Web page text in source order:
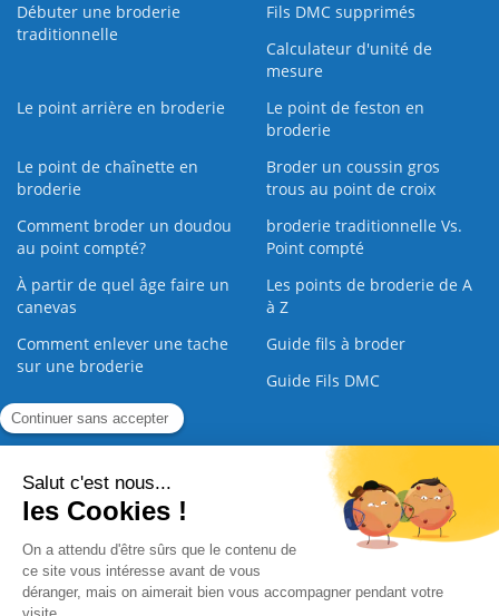
Débuter une broderie
traditionnelle
Fils DMC supprimés
Calculateur d'unité de
mesure
Le point arrière en broderie
Le point de feston en
broderie
Le point de chaînette en
broderie
Broder un coussin gros
trous au point de croix
Comment broder un doudou
au point compté?
broderie traditionnelle Vs.
Point compté
À partir de quel âge faire un
canevas
Les points de broderie de A
à Z
Comment enlever une tache
sur une broderie
Guide fils à broder
Guide Fils DMC
Guide de la Broderie
Commande Papier Qui sommes nous Nous contacter |
Paiement sécurisé